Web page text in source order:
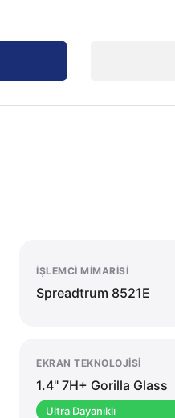
İŞLEMCI MIMARISI
Spreadtrum 8521E
EKRAN TEKNOLOJISI
1.4" 7H+ Gorilla Glass
Ultra Dayanıklı